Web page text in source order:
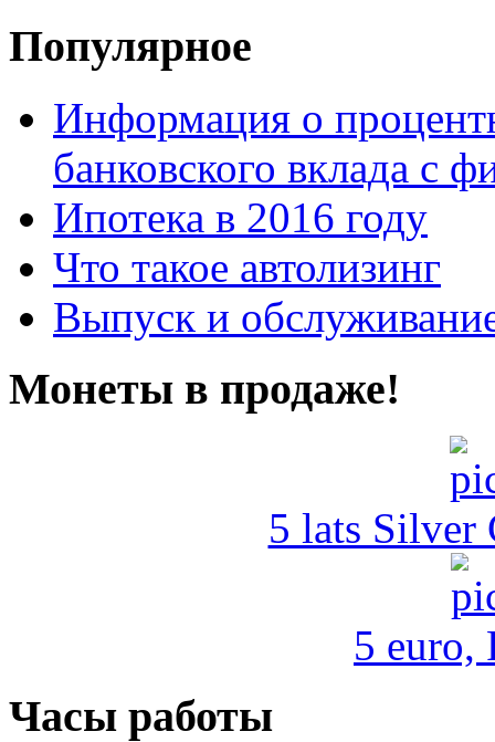
Популярное
Информация о
банковского вклада с
Ипотека в 2016 году
Что такое автолизинг
Выпуск и
Монеты в продаже!
5 lats Silver
5 euro,
Часы работы